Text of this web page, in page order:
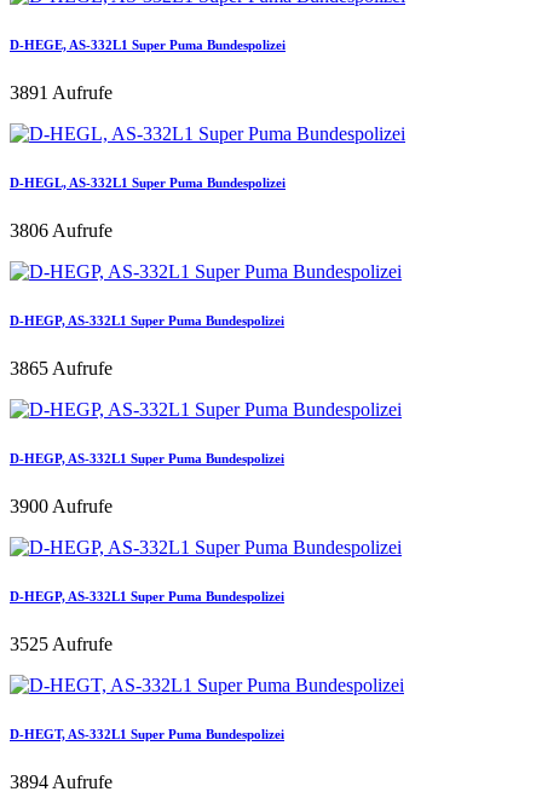
D-HEGE, AS-332L1 Super Puma Bundespolizei
3891 Aufrufe
D-HEGL, AS-332L1 Super Puma Bundespolizei
3806 Aufrufe
D-HEGP, AS-332L1 Super Puma Bundespolizei
3865 Aufrufe
D-HEGP, AS-332L1 Super Puma Bundespolizei
3900 Aufrufe
D-HEGP, AS-332L1 Super Puma Bundespolizei
3525 Aufrufe
D-HEGT, AS-332L1 Super Puma Bundespolizei
3894 Aufrufe